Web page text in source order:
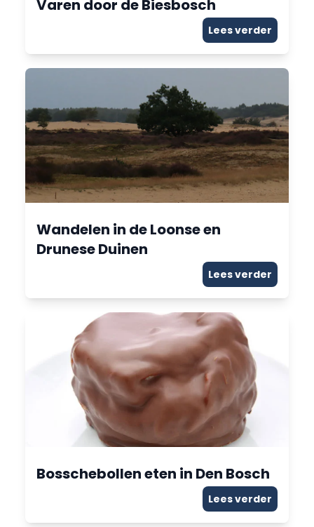
Varen door de Biesbosch
Lees verder
Wandelen in de Loonse en
Drunese Duinen
Lees verder
Bosschebollen eten in Den Bosch
Lees verder